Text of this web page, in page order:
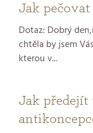
Jak pečovat
Dotaz: Dobrý
chtěla by jsem
kterou v...
Jak